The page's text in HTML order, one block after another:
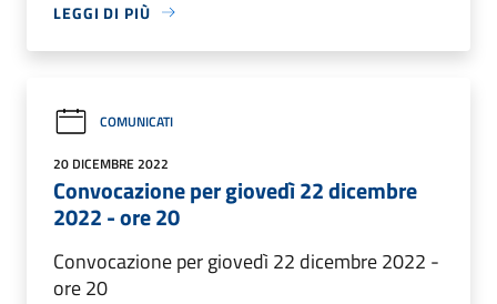
LEGGI DI PIÙ
COMUNICATI
20 DICEMBRE 2022
Convocazione per giovedì 22 dicembre
2022 - ore 20
Convocazione per giovedì 22 dicembre 2022 -
ore 20